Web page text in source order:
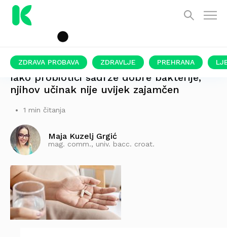
ZDRAVA PROBAVA ZDRAVLJE PREHRANA
Iako probiotici sadrže dobre bakterije,
njihov učinak nije uvijek zajamčen
1 min čitanja
Maja Kuzelj Grgić
mag. comm., univ. bacc. croat.